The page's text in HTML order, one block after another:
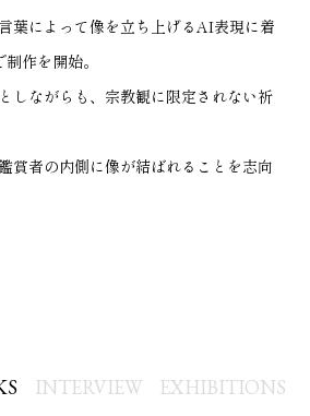
葉によって像を立ち上げるAI表現に着
作を開始。
しながらも、宗教観に限定されない祈
賞者の内側に像が結ばれることを志向
と協働し、グループ展の開催および参
INTERVIEW EXHIBITIONS